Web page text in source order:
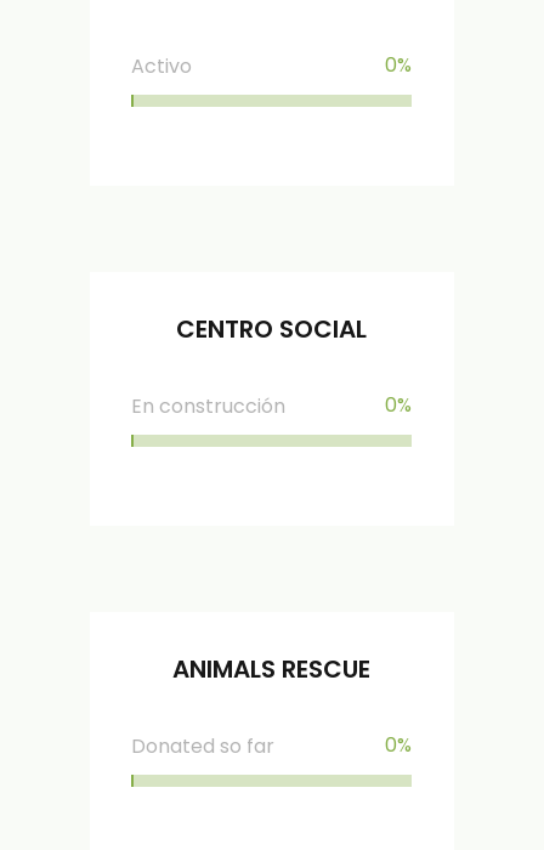
Activo 0%
CENTRO SOCIAL
En construcción 0%
ANIMALS RESCUE
Donated so far 0%